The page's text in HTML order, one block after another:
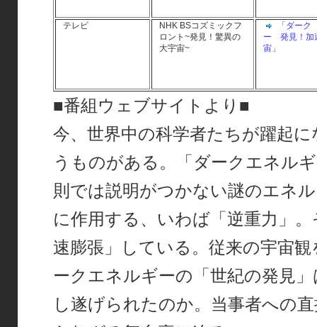
テレビ
NHK BSコズミックフ
ロント~発見！驚異の
大宇宙~
「ダー
ー 発見！加
宙」
■番組ウェブサイトより■
今、世界中の科学者たちが躍起
うものがある。「ダークエネル
則では説明がつかない謎のエネ
に作用する、いわば「逆重力」
速膨張」している。従来の宇宙
ークエネルギーの「世紀の発見
し遂げられたのか。当事者への